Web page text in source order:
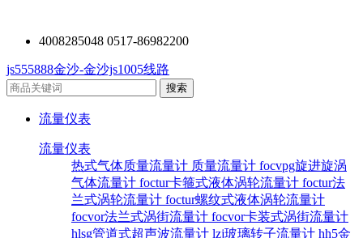
4008285048 0517-86982200
js555888金沙-金沙js1005线路
流量仪表
流量仪表
热式气体质量流量计 质量流量计 focvpg旋进旋涡
气体流量计 foctur卡箍式液体涡轮流量计 foctur法
兰式涡轮流量计 foctur螺纹式液体涡轮流量计
focvor法兰式涡街流量计 focvor卡装式涡街流量计
hlsg管道式超声波流量计 lzj玻璃转子流量计 hh5金